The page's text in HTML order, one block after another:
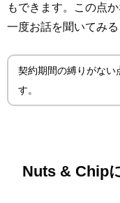
もできます。この点
一度お話を聞いてみる
契約期間の縛りがない
す。
Nuts & Chip